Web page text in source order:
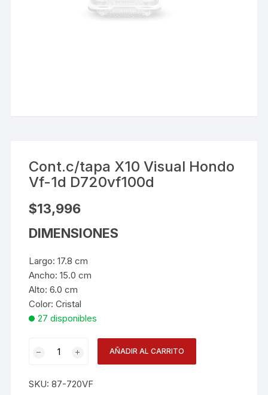
Cont.c/tapa X10 Visual Hondo
Vf-1d D720vf100d
$13,996
DIMENSIONES
Largo: 17.8 cm
Ancho: 15.0 cm
Alto: 6.0 cm
Color: Cristal
27 disponibles
Hondo
AÑADIR AL CARRITO
SKU:87-720VF